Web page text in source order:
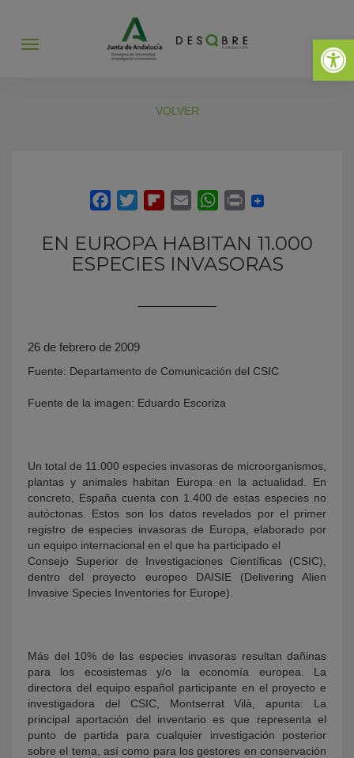
Abrir
Abrir
VOLVER
EN EUROPA HABITAN 11.000
ESPECIES INVASORAS
26 de febrero de 2009
Fuente: Departamento de Comunicación del CSIC
Fuente de la imagen: Eduardo Escoriza
Un total de 11.000 especies invasoras de microorganismos,
plantas y animales habitan Europa en la actualidad. En
concreto, España cuenta con 1.400 de estas especies no
autóctonas. Estos son los datos revelados por el primer
registro de especies invasoras de Europa, elaborado por
un equipo internacional en el que ha participado el
Consejo Superior de Investigaciones Científicas (CSIC),
dentro del proyecto europeo DAISIE (Delivering Alien
Invasive Species Inventories for Europe).
Más del 10% de las especies invasoras resultan dañinas
para los ecosistemas y/o la economía europea. La
directora del equipo español participante en el proyecto e
investigadora del CSIC, Montserrat Vilà, apunta: La
principal aportación del inventario es que representa el
punto de partida para cualquier investigación posterior
sobre el tema, así como para los gestores en conservación